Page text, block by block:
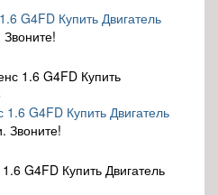
G4FD Купить Двигатель
G4FD Купить Двигатель
Звоните!